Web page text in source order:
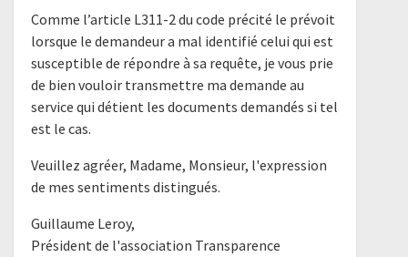
Comme l’article L311-2 du code précité le prévoit
lorsque le demandeur a mal identifié celui qui est
susceptible de répondre à sa requête, je vous prie
de bien vouloir transmettre ma demande au
service qui détient les documents demandés si tel
est le cas.
Veuillez agréer, Madame, Monsieur, l'expression
de mes sentiments distingués.
Guillaume Leroy,
Président de l'association Transparence